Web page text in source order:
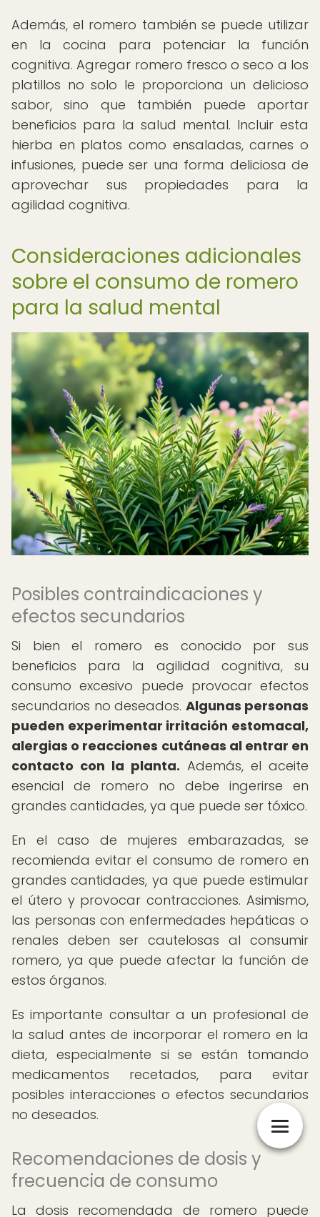
Además, el romero también se puede utilizar
en la cocina para potenciar la función
cognitiva. Agregar romero fresco o seco a los
platillos no solo le proporciona un delicioso
sabor, sino que también puede aportar
beneficios para la salud mental. Incluir esta
hierba en platos como ensaladas, carnes o
infusiones, puede ser una forma deliciosa de
aprovechar sus propiedades para la
agilidad cognitiva.
Consideraciones adicionales
sobre el consumo de romero
para la salud mental
Posibles contraindicaciones y
efectos secundarios
Si bien el romero es conocido por sus
beneficios para la agilidad cognitiva, su
consumo excesivo puede provocar efectos
secundarios no deseados. Algunas personas
pueden experimentar irritación estomacal,
alergias o reacciones cutáneas al entrar en
contacto con la planta. Además, el aceite
esencial de romero no debe ingerirse en
grandes cantidades, ya que puede ser tóxico.
En el caso de mujeres embarazadas, se
recomienda evitar el consumo de romero en
grandes cantidades, ya que puede estimular
el útero y provocar contracciones. Asimismo,
las personas con enfermedades hepáticas o
renales deben ser cautelosas al consumir
romero, ya que puede afectar la función de
estos órganos.
Es importante consultar a un profesional de
la salud antes de incorporar el romero en la
dieta, especialmente si se están tomando
medicamentos recetados, para evitar
posibles interacciones o efectos secundarios
no deseados.
Recomendaciones de dosis y
frecuencia de consumo
La dosis recomendada de romero puede